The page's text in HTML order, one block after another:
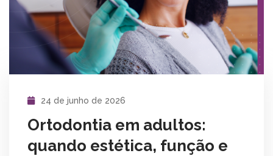
24 de junho de 2026
Ortodontia em adultos:
quando estética, função e